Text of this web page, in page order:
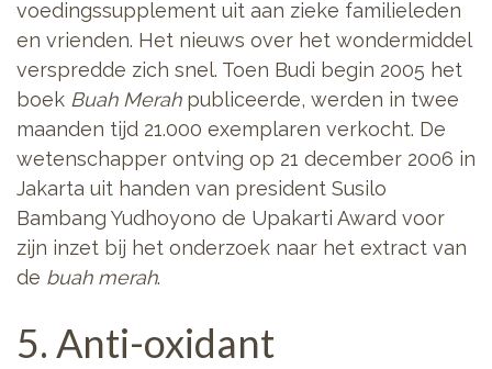
voedingssupplement uit aan zieke familieleden
en vrienden. Het nieuws over het wondermiddel
verspredde zich snel. Toen Budi begin 2005 het
boek Buah Merahpubliceerde, werden in twee
maanden tijd 21.000 exemplaren verkocht. De
wetenschapper ontving op 21 december 2006 in
Jakarta uit handen van president Susilo
Bambang Yudhoyono de Upakarti Award voor
zijn inzet bij het onderzoek naar het extract van
de buah merah.
5. Anti-oxidant